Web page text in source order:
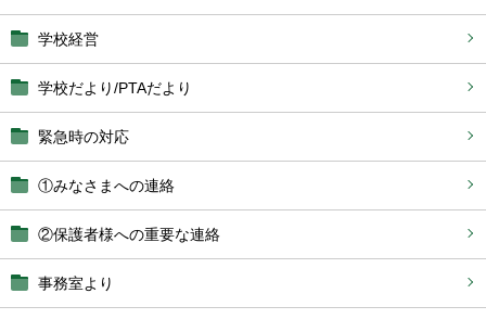
学校経営
学校だより/PTAだより
緊急時の対応
①みなさまへの連絡
②保護者様への重要な連絡
事務室より